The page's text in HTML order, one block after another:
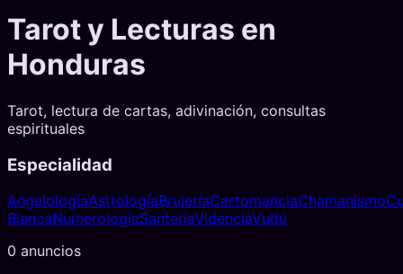
Tarot y Lecturas en
Honduras
Tarot, lectura de cartas, adivinación, consultas
espirituales
Especialidad
AngelologíaAstrologíaBrujeríaCartomanciaChamanismo
BlancaNumerologíaSanteríaVidenciaVudú
0 anuncios